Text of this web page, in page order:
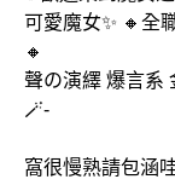
可愛魔女✨ 🔸全
🔸
聲の演繹 爆言系
🪄-
窩很慢熟請包涵